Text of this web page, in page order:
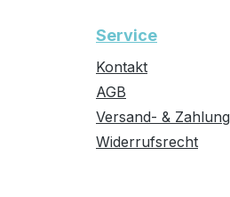
Service
Kontakt
AGB
Versand- &
Widerrufsrecht